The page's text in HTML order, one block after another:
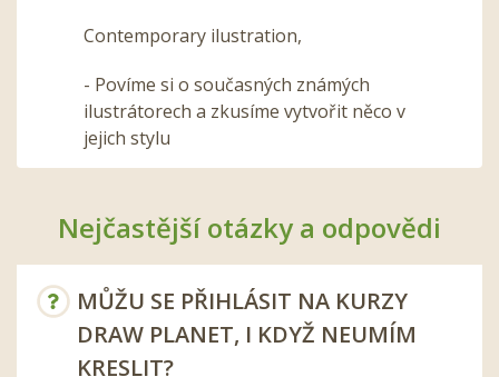
Contemporary ilustration,
- Povíme si o současných známých
ilustrátorech a zkusíme vytvořit něco v
jejich stylu
Nejčastější otázky a odpovědi
MŮŽU SE PŘIHLÁSIT NA KURZY
DRAW PLANET, I KDYŽ NEUMÍM
KRESLIT?